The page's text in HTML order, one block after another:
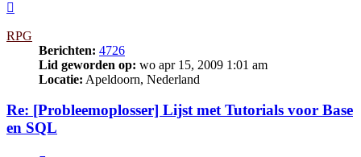
RPG
Berichten: 4726
Lid geworden op: wo apr 15, 2009 1:01 am
Locatie: Apeldoorn, Nederland
Re: [Probleemoplosser] Lijst met Tutorials voor Base
en SQL